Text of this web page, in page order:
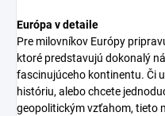
Európa v detaile
Pre milovníkov Európy
ktoré predstavujú dokonalý
fascinujúceho kontinentu. Či
históriu, alebo chcete
geopolitickým vzťahom, tieto